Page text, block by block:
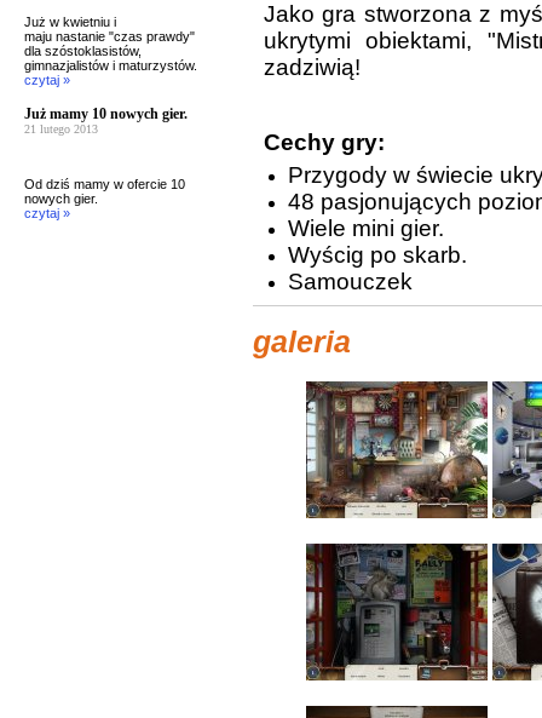
Już w kwietniu i
maju nastanie "czas prawdy"
dla szóstoklasistów,
gimnazjalistów i maturzystów.
czytaj »
Już mamy 10 nowych gier.
21 lutego 2013
Od dziś mamy w ofercie 10
nowych gier.
czytaj »
Jako gra stworzona z
ukrytymi obiektami,
zadziwią!
Cechy gry:
Przygody w świecie
48 pasjonujących
Wiele mini gier.
Wyścig po skarb.
Samouczek
galeria